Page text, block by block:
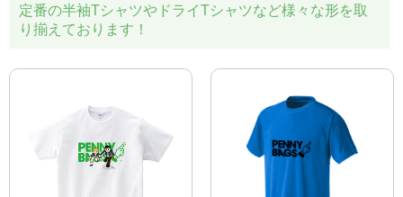
定番の半袖TシャツやドライTシャツなど様々な形を取
り揃えております！